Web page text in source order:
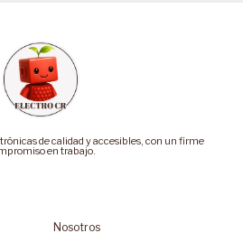
de calidad y accesibles, con un firme
en trabajo.
Nosotros